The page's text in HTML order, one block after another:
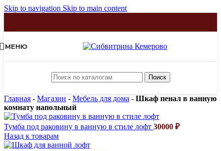
Skip to navigation Skip to main content
МЕНЮ
Поиск
Главная - Магазин - Мебель для дома - Шкаф пенал в ванную
комнату напольный
Тумба под раковину в ванную в стиле лофт 30000 ₽
Назад к товарам